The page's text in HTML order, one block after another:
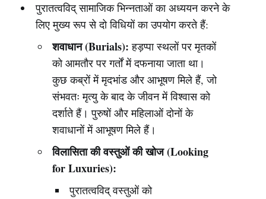
पुरातत्वविद् सामाजिक भिन्नताओं का अध्ययन करने के
लिए मुख्य रूप से दो विधियों का उपयोग करते हैं:
शवाधान (Burials): हड़प्पा स्थलों पर मृतकों
को आमतौर पर गर्तों में दफनाया जाता था।
कुछ कब्रों में मृदभांड और आभूषण मिले हैं, जो
संभवतः मृत्यु के बाद के जीवन में विश्वास को
दर्शाते हैं। पुरुषों और महिलाओं दोनों के
शवाधानों में आभूषण मिले हैं।
विलासिता की वस्तुओं की खोज (Looking
for Luxuries):
पुरातत्वविद् वस्तुओं को